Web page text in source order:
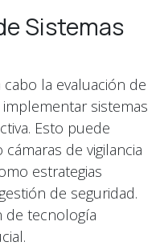
Sistemas
la evaluación de
sistemas
Esto puede
de vigilancia
estrategias
de seguridad.
de tecnología